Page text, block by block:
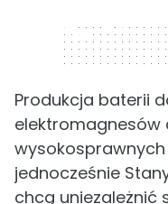
320 x 50
Produkcja baterii
elektromagnesów
jednocześnie
chcą uniezależnić